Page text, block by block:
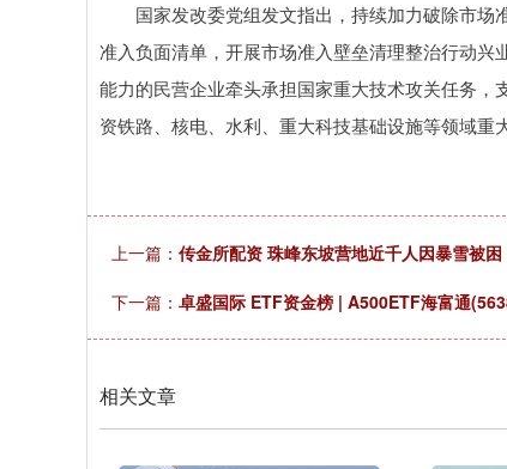
国家发改委党组发文指出，持续加力破除市场
准入负面清单，开展市场准入壁垒清理整治行动
能力的民营企业牵头承担国家重大技术攻关任务
资铁路、核电、水利、重大科技基础设施等领域重
上一篇： 传金所配资 珠峰东坡营地近千人因暴雪被
下一篇： 卓盛国际 ETF资金榜 | A500ETF海富通
相关文章